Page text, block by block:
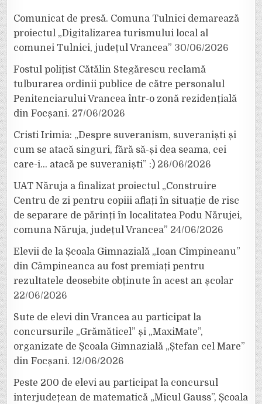
Comunicat de presă. Comuna Tulnici demarează
proiectul „Digitalizarea turismului local al
comunei Tulnici, județul Vrancea” 30/06/2026
Fostul polițist Cătălin Stegărescu reclamă
tulburarea ordinii publice de către personalul
Penitenciarului Vrancea într-o zonă rezidențială
din Focșani. 27/06/2026
Cristi Irimia: „Despre suveranism, suveraniști și
cum se atacă singuri, fără să-și dea seama, cei
care-i… atacă pe suveraniști” :) 26/06/2026
UAT Năruja a finalizat proiectul „Construire
Centru de zi pentru copiii aflați în situație de risc
de separare de părinți în localitatea Podu Nărujei,
comuna Năruja, județul Vrancea” 24/06/2026
Elevii de la Școala Gimnazială „Ioan Cîmpineanu”
din Câmpineanca au fost premiați pentru
rezultatele deosebite obținute în acest an școlar
22/06/2026
Sute de elevi din Vrancea au participat la
concursurile „Grămăticel” și „MaxiMate”,
organizate de Școala Gimnazială „Ștefan cel Mare”
din Focșani. 12/06/2026
Peste 200 de elevi au participat la concursul
interjudețean de matematică „Micul Gauss”, Școala